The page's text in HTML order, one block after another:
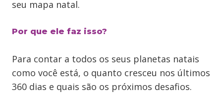
seu mapa natal.
Por que ele faz isso?
Para contar a todos os seus planetas natais
como você está, o quanto cresceu nos últimos
360 dias e quais são os próximos desafios.